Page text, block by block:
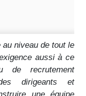
niveau de tout le
aussi à ce
recrutement
dirigeants et